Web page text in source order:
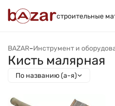
строительные
BAZAR–Инструмент и
Кисть малярная
По названию (а-я)